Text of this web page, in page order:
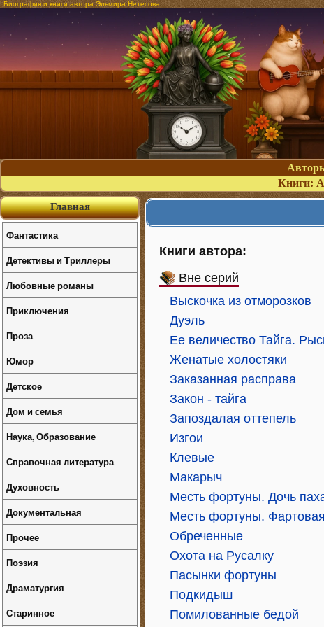
Биография и книги автора Эльмира Нетесова
Книги: А
Книги автора:
Вне серий
Выскочка из отморозков
Дуэль
Ее величество Тайга.
Женатые холостяки
Заказанная расправа
Закон - тайга
Запоздалая оттепель
Изгои
Клевые
Макарыч
Месть фортуны. Дочь
Месть фортуны.
Обреченные
Охота на Русалку
Пасынки фортуны
Подкидыш
Помилованные бедой
Главная
Фантастика
Детективы и Триллеры
Любовные романы
Приключения
Проза
Юмор
Детское
Дом и семья
Наука, Образование
Справочная литература
Духовность
Документальная
Прочее
Поэзия
Драматургия
Старинное